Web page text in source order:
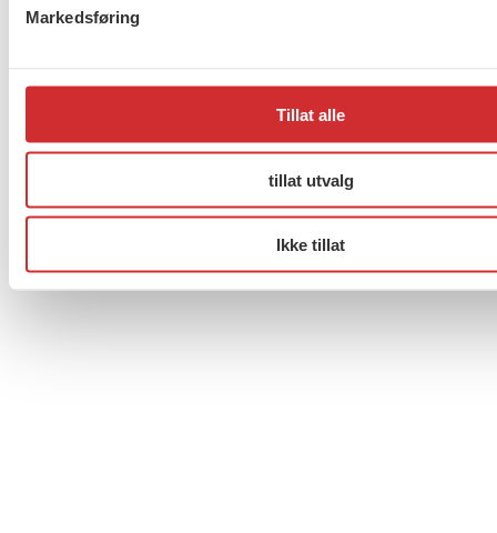
Markedsføring
Tillat alle
tillat utvalg
Ikke tillat
Facebook